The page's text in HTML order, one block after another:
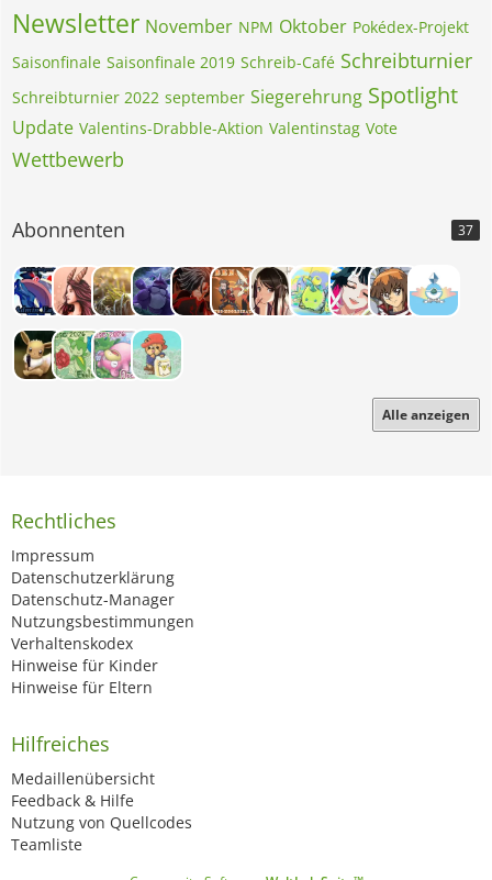
Newsletter November NPM Oktober Pokédex-Projekt
Saisonfinale Saisonfinale 2019 Schreib-Café Schreibturnier
Schreibturnier 2022 september Siegerehrung Spotlight
Update Valentins-Drabble-Aktion Valentinstag Vote
Wettbewerb
Abonnenten 37
Alle anzeigen
Rechtliches
Impressum
Datenschutzerklärung
Datenschutz-Manager
Nutzungsbestimmungen
Verhaltenskodex
Hinweise für Kinder
Hinweise für Eltern
Hilfreiches
Medaillenübersicht
Feedback & Hilfe
Nutzung von Quellcodes
Teamliste